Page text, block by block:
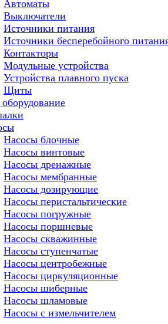
Автоматы
Выключатели
Источники питания
Источники бесперебойного
Контакторы
Модульные устройства
Устройства плавного пуска
Щиты
Насосы блочные
Насосы винтовые
Насосы дренажные
Насосы мембранные
Насосы дозирующие
Насосы перистальтические
Насосы погружные
Насосы поршневые
Насосы скважинные
Насосы ступенчатые
Насосы центробежные
Насосы циркуляционные
Насосы шиберные
Насосы шламовые
Насосы с измельчителем